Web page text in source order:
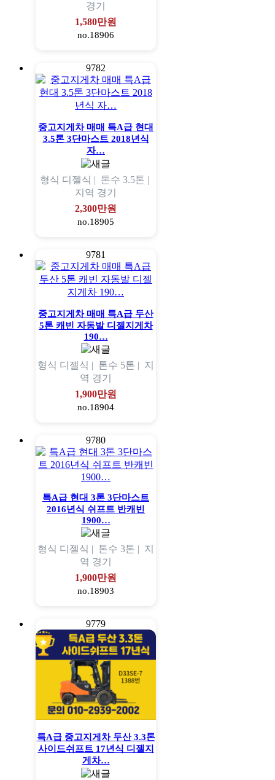
경기
1,580만원
no.18906
9782
중고지게차 매매 특A급 현대
3.5톤 3단마스트 2018년식
자…
형식 디젤식 | 톤수 3.5톤 |
지역 경기
2,300만원
no.18905
9781
중고지게차 매매 특A급 두산
5톤 캐빈 자동발 디젤지게차
190…
형식 디젤식 | 톤수 5톤 | 지
역 경기
1,900만원
no.18904
9780
특A급 현대 3톤 3단마스트
2016년식 쉬프트 반캐빈
1900…
형식 디젤식 | 톤수 3톤 | 지
역 경기
1,900만원
no.18903
9779
특A급 중고지게차 두산 3.3톤
사이드쉬프트 17년식 디젤지
게차…